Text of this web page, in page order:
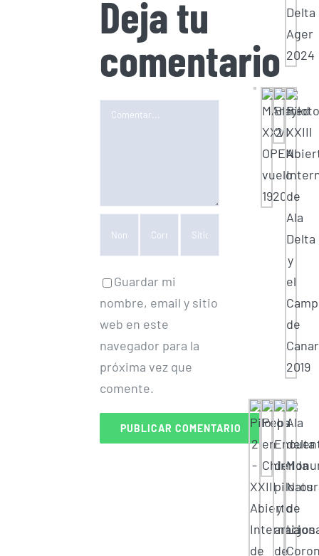
Deja tu
comentario
Comentar
Guardar mi
nombre, email y sitio
web en este
navegador para la
próxima vez que
comente.